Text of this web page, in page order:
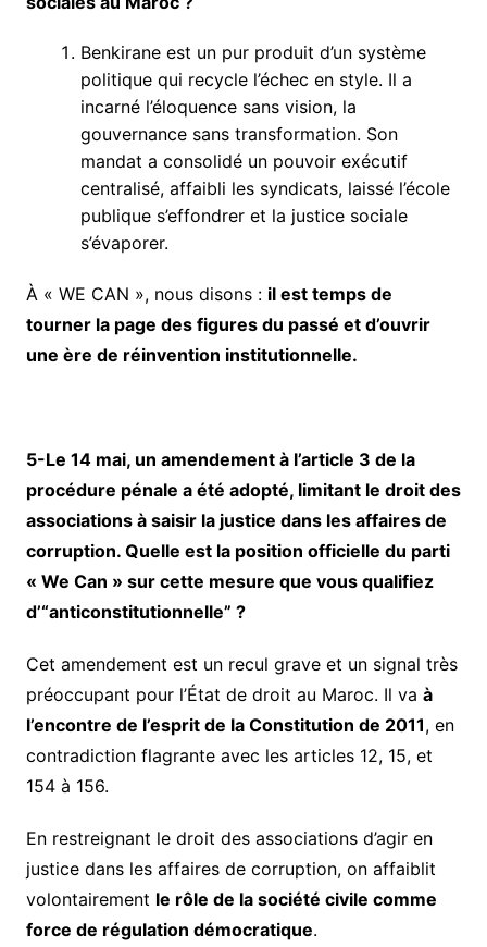
Benkirane est un pur produit d’un système
politique qui recycle l’échec en style. Il a
incarné l’éloquence sans vision, la
gouvernance sans transformation. Son
mandat a consolidé un pouvoir exécutif
centralisé, affaibli les syndicats, laissé l’école
publique s’effondrer et la justice sociale
s’évaporer.
À « WE CAN », nous disons : il est temps de
tourner la page des figures du passé et d’ouvrir
une ère de réinvention institutionnelle.
5-Le 14 mai, un amendement à l’article 3 de la
procédure pénale a été adopté, limitant le droit des
associations à saisir la justice dans les affaires de
corruption. Quelle est la position officielle du parti
« We Can » sur cette mesure que vous qualifiez
d’“anticonstitutionnelle” ?
Cet amendement est un recul grave et un signal très
préoccupant pour l’État de droit au Maroc. Il va à
l’encontre de l’esprit de la Constitution de 2011, en
contradiction flagrante avec les articles 12, 15, et
154 à 156.
En restreignant le droit des associations d’agir en
justice dans les affaires de corruption, on affaiblit
volontairement le rôle de la société civile comme
force de régulation démocratique.